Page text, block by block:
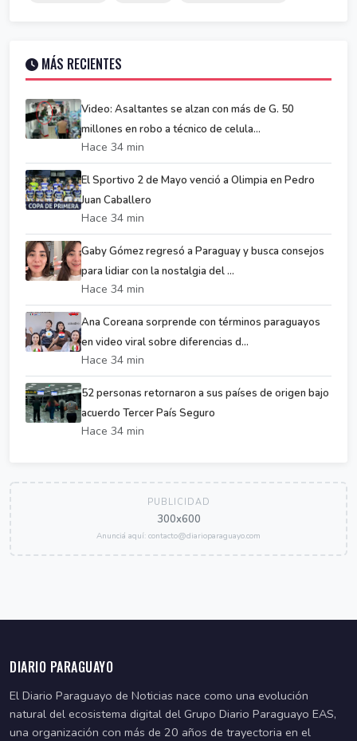
MÁS RECIENTES
Video: Asaltantes se alzan con más de G. 50
millones en robo a técnico de celula...
Hace 34 min
El Sportivo 2 de Mayo venció a Olimpia en Pedro
Juan Caballero
Hace 34 min
Gaby Gómez regresó a Paraguay y busca consejos
para lidiar con la nostalgia del ...
Hace 34 min
Ana Coreana sorprende con términos paraguayos
en video viral sobre diferencias d...
Hace 34 min
52 personas retornaron a sus países de origen bajo
acuerdo Tercer País Seguro
Hace 34 min
PUBLICIDAD
300x600
Anunciá aquí: contacto@diarioparaguayo.com
DIARIO PARAGUAYO
El Diario Paraguayo de Noticias nace como una evolución
natural del ecosistema digital del Grupo Diario Paraguayo EAS,
una organización con más de 20 años de trayectoria en el